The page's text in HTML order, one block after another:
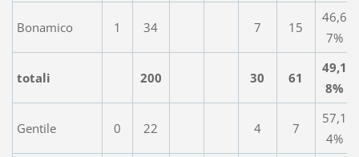
Bonamico 1 34 7 15
46,6
7%
totali 200 30 61
49,1
8%
Gentile 0 22 4 7
57,1
4%